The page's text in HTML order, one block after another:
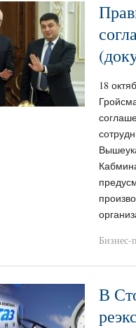
18
Бизнес-
В